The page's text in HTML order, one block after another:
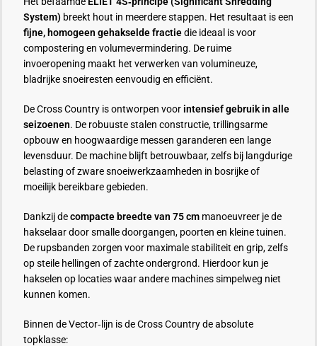
System) breekt hout in meerdere stappen. Het resultaat is een
fijne, homogeen gehakselde fractiedie ideaal is voor
compostering en volumevermindering. De ruime
invoeropening maakt het verwerken van volumineuze,
bladrijke snoeiresten eenvoudig en efficiënt.
De Cross Country is ontworpen voorintensief gebruik in alle
seizoenen. De robuuste stalen constructie, trillingsarme
opbouw en hoogwaardige messen garanderen een lange
levensduur. De machine blijft betrouwbaar, zelfs bij langdurige
belasting of zware snoeiwerkzaamheden in bosrijke of
moeilijk bereikbare gebieden.
Dankzij decompacte breedte van 75 cm manoeuvreer je de
hakselaar door smalle doorgangen, poorten en kleine tuinen.
De rupsbanden zorgen voor maximale stabiliteit en grip, zelfs
op steile hellingen of zachte ondergrond. Hierdoor kun je
hakselen op locaties waar andere machines simpelweg niet
kunnen komen.
Binnen de Vector‑lijn is de Cross Country de absolute
topklasse: